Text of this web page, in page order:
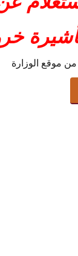
موقع الوزارة